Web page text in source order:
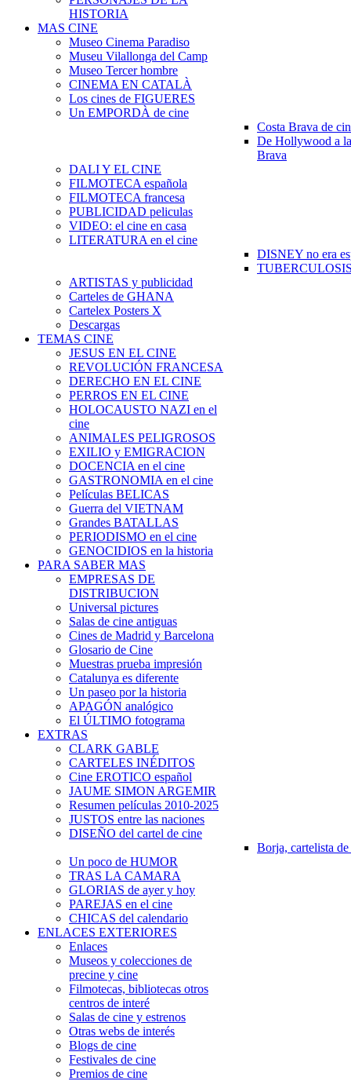
HISTORIA
MAS CINE
Museo Cinema Paradiso
Museu Vilallonga del Camp
Museo Tercer hombre
CINEMA EN CATALÀ
Los cines de FIGUERES
Un EMPORDÀ de cine
Costa Brava de
De Hollywood a
Brava
DALI Y EL CINE
FILMOTECA española
FILMOTECA francesa
PUBLICIDAD peliculas
VIDEO: el cine en casa
LITERATURA en el cine
DISNEY no era
ARTISTAS y publicidad
Carteles de GHANA
Cartelex Posters X
Descargas
TEMAS CINE
JESUS EN EL CINE
REVOLUCIÓN FRANCESA
DERECHO EN EL CINE
PERROS EN EL CINE
HOLOCAUSTO NAZI en el
cine
ANIMALES PELIGROSOS
EXILIO y EMIGRACION
DOCENCIA en el cine
GASTRONOMIA en el cine
Películas BELICAS
Guerra del VIETNAM
Grandes BATALLAS
PERIODISMO en el cine
GENOCIDIOS en la historia
PARA SABER MAS
EMPRESAS DE
DISTRIBUCION
Universal pictures
Salas de cine antiguas
Cines de Madrid y Barcelona
Glosario de Cine
Muestras prueba impresión
Catalunya es diferente
Un paseo por la historia
APAGÓN analógico
El ÚLTIMO fotograma
EXTRAS
CLARK GABLE
CARTELES INÉDITOS
Cine EROTICO español
JAUME SIMON ARGEMIR
Resumen películas 2010-2025
JUSTOS entre las naciones
DISEÑO del cartel de cine
Borja, cartelista
Un poco de HUMOR
TRAS LA CAMARA
GLORIAS de ayer y hoy
PAREJAS en el cine
CHICAS del calendario
ENLACES EXTERIORES
Enlaces
Museos y colecciones de
precine y cine
Filmotecas, bibliotecas otros
centros de interé
Salas de cine y estrenos
Otras webs de interés
Blogs de cine
Festivales de cine
Premios de cine